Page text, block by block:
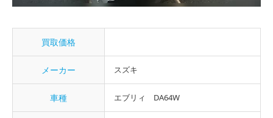
買取価格
メーカー スズキ
車種 エブリィ DA64W